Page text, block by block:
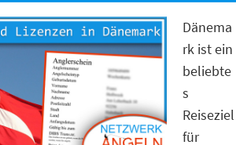
Dänema
rk ist ein
beliebte
s
Reiseziel
für